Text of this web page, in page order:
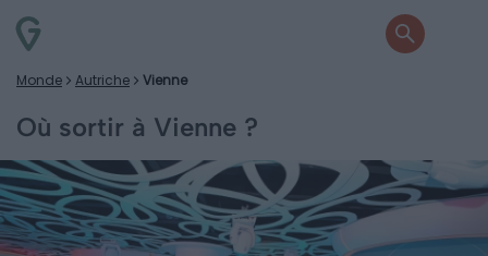
Monde Autriche Vienne
Où sortir à Vienne ?